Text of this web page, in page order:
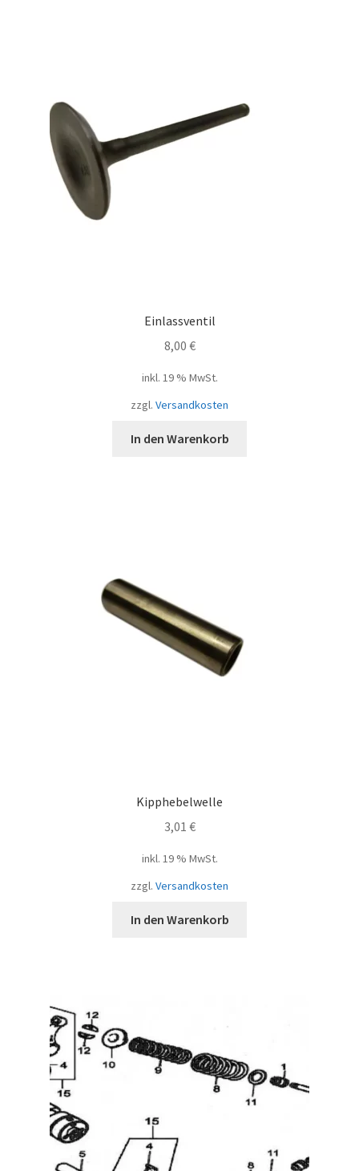
Einlassventil
8,00 €
inkl. 19 % MwSt.
zzgl. Versandkosten
In den Warenkorb
Kipphebelwelle
3,01 €
inkl. 19 % MwSt.
zzgl. Versandkosten
In den Warenkorb